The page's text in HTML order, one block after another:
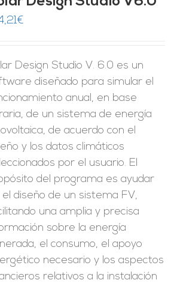
€
Design Studio V. 6.0 es un
diseñado para simular el
anual, en base
de un sistema de energía
de acuerdo con el
y los datos climáticos
por el usuario. El
del programa es ayudar
el diseño de un sistema FV,
una amplia y precisa
sobre la energía
el consumo, el apoyo
necesario y los aspectos
relativos a la instalación